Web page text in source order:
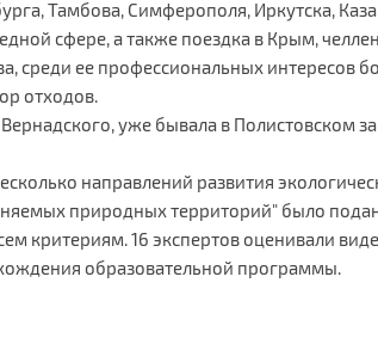
Тамбова, Симферополя, Иркутска,
сфере, а также поездка в Крым,
среди ее профессиональных интересов
отходов.
уже бывала в Полистовском
направлений развития
природных территорий" было
критериям. 16 экспертов оценивали
образовательной программы.